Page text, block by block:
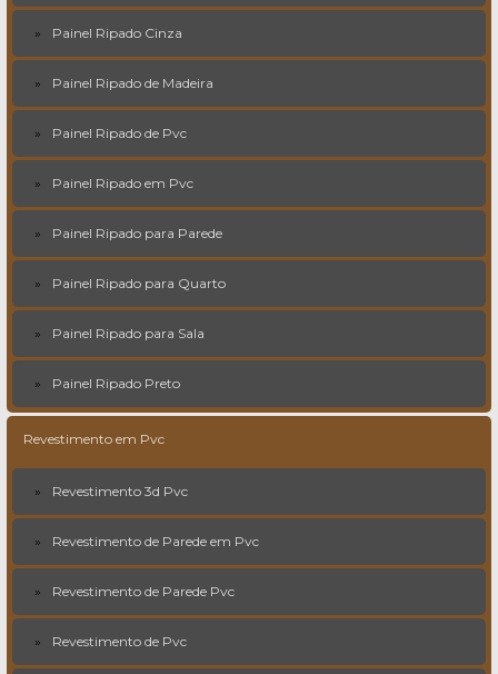
Painel Ripado Cinza
Painel Ripado de Madeira
Painel Ripado de Pvc
Painel Ripado em Pvc
Painel Ripado para Parede
Painel Ripado para Quarto
Painel Ripado para Sala
Painel Ripado Preto
Revestimento em Pvc
Revestimento 3d Pvc
Revestimento de Parede em Pvc
Revestimento de Parede Pvc
Revestimento de Pvc